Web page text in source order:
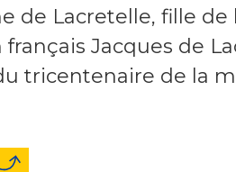
de Lacretelle, fille de
Jacques de
tricentenaire de la